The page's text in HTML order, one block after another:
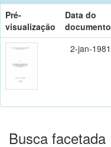
Pré-
visualização
Data do
documento
2-jan-1981
Busca facetada